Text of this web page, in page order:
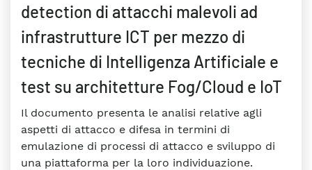
detection di attacchi malevoli ad
infrastrutture ICT per mezzo di
tecniche di Intelligenza Artificiale e
test su architetture Fog/Cloud e IoT
Il documento presenta le analisi relative agli
aspetti di attacco e difesa in termini di
emulazione di processi di attacco e sviluppo di
una piattaforma per la loro individuazione.